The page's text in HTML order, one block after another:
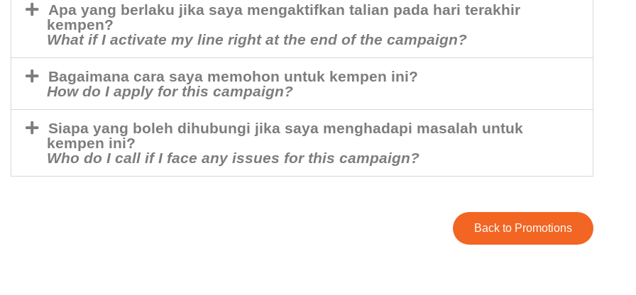
Apa yang berlaku jika saya mengaktifkan talian pada hari terakhir
kempen?
What if I activate my line right at the end of the campaign?
Bagaimana cara saya memohon untuk kempen ini?
How do I apply for this campaign?
Siapa yang boleh dihubungi jika saya menghadapi masalah untuk
kempen ini?
Who do I call if I face any issues for this campaign?
Back to Promotions